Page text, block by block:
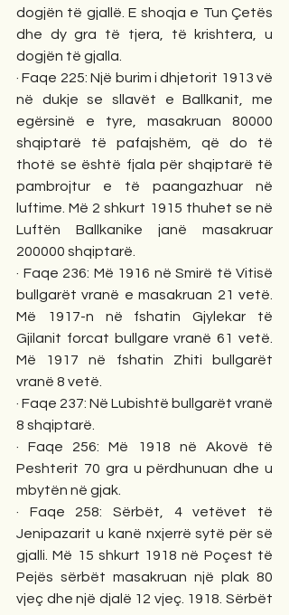
dogjën të gjallë. E shoqja e Tun Çetës
dhe dy gra të tjera, të krishtera, u
dogjën të gjalla.
· Faqe 225: Një burim i dhjetorit 1913 vë
në dukje se sllavët e Ballkanit, me
egërsinë e tyre, masakruan 80000
shqiptarë të pafajshëm, që do të
thotë se është fjala për shqiptarë të
pambrojtur e të paangazhuar në
luftime. Më 2 shkurt 1915 thuhet se në
Luftën Ballkanike janë masakruar
200000 shqiptarë.
· Faqe 236: Më 1916 në Smirë të Vitisë
bullgarët vranë e masakruan 21 vetë.
Më 1917-n në fshatin Gjylekar të
Gjilanit forcat bullgare vranë 61 vetë.
Më 1917 në fshatin Zhiti bullgarët
vranë 8 vetë.
· Faqe 237: Në Lubishtë bullgarët vranë
8 shqiptarë.
· Faqe 256: Më 1918 në Akovë të
Peshterit 70 gra u përdhunuan dhe u
mbytën në gjak.
· Faqe 258: Sërbët, 4 vetëvet të
Jenipazarit u kanë nxjerrë sytë për së
gjalli. Më 15 shkurt 1918 në Poçest të
Pejës sërbët masakruan një plak 80
vjeç dhe një djalë 12 vjeç. 1918. Sërbët